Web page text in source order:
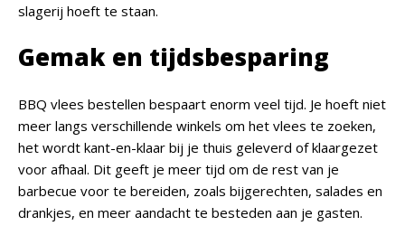
slagerij hoeft te staan.
Gemak en tijdsbesparing
BBQ vlees bestellen bespaart enorm veel tijd. Je hoeft niet
meer langs verschillende winkels om het vlees te zoeken,
het wordt kant-en-klaar bij je thuis geleverd of klaargezet
voor afhaal. Dit geeft je meer tijd om de rest van je
barbecue voor te bereiden, zoals bijgerechten, salades en
drankjes, en meer aandacht te besteden aan je gasten.